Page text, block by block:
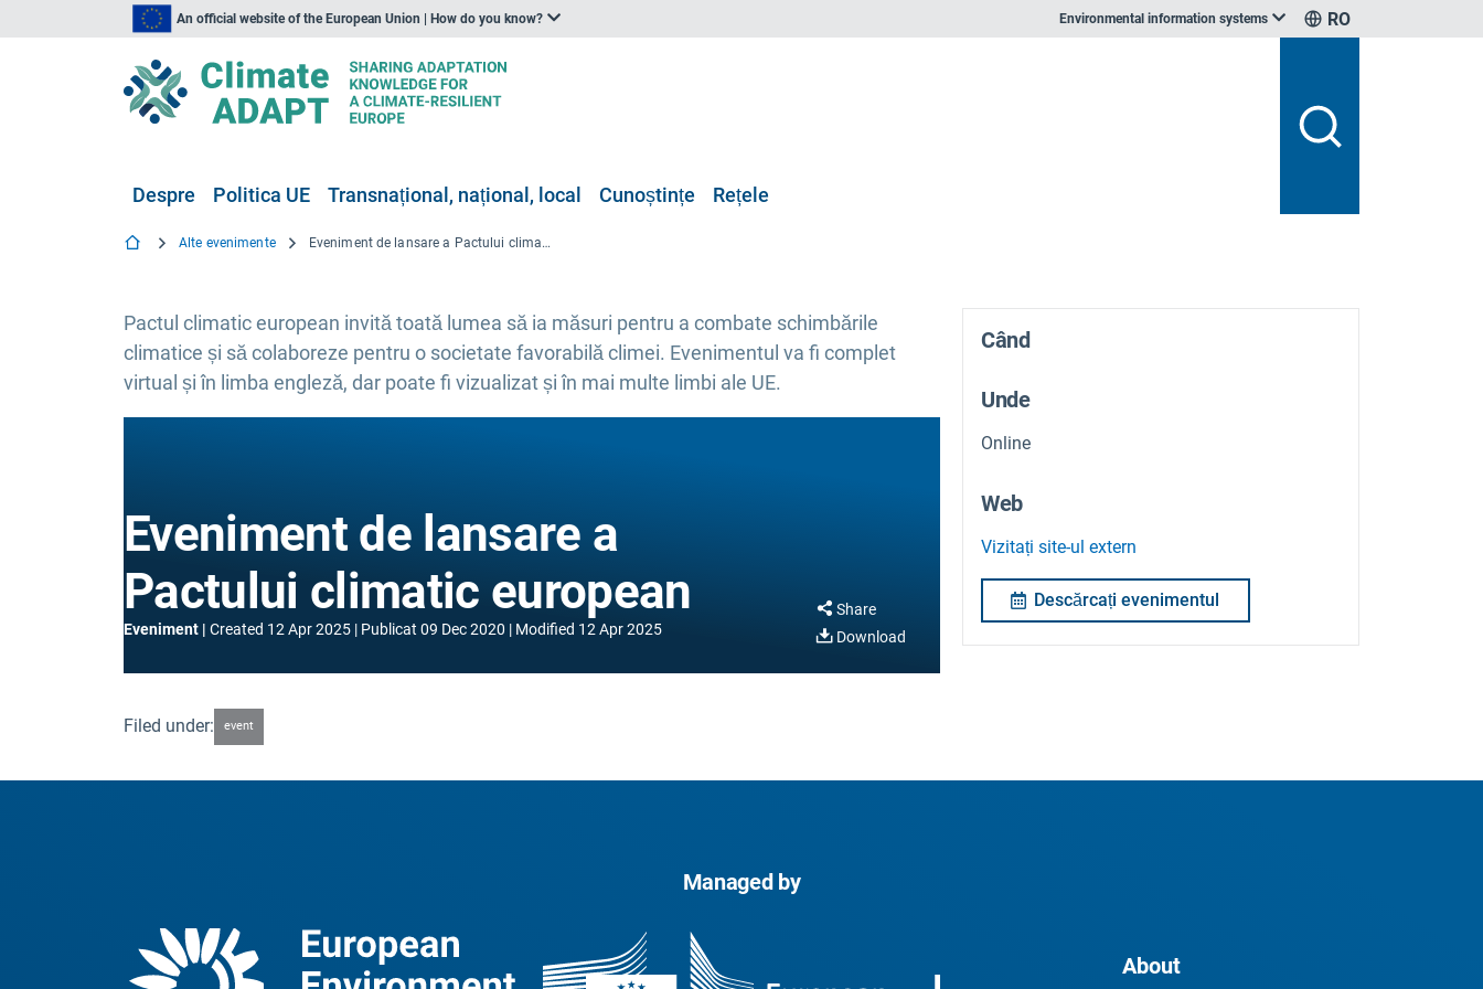
An official website of the European Union | How do you know? Environmental information systems RO
Despre Politica UE Transnațional, național, local Cunoștințe Rețele
Alte evenimente Eveniment de lansare a Pactului climatic european
Pactul climatic european invită toată lumea să ia măsuri pentru a combate schimbările
climatice și să colaboreze pentru o societate favorabilă climei. Evenimentul va fi complet
virtual și în limba engleză, dar poate fi vizualizat și în mai multe limbi ale UE.
Eveniment de lansare a
Pactului climatic european
Eveniment Created 12 Apr 2025 Publicat 09 Dec 2020 Modified 12 Apr 2025
Share
Download
Filed under: event
Când
Unde
Online
Web
Vizitați site-ul extern
Descărcați evenimentul
Managed by
About